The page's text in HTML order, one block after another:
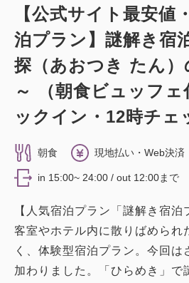
【公式サイト最安値
泊プラン】謎解き宿
探（あおつき たん）
～ （朝食ビュッフェ
ックイン・12時チェ
朝食 現地払い・Web決済
in 15:00~ 24:00 / out 12:00まで
【人気宿泊プラン「謎解き宿泊
客室やホテル内に散りばめられ
く、体験型宿泊プラン。今回は
加わりました。「ひらめき」で